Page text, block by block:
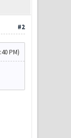
#2
PM)